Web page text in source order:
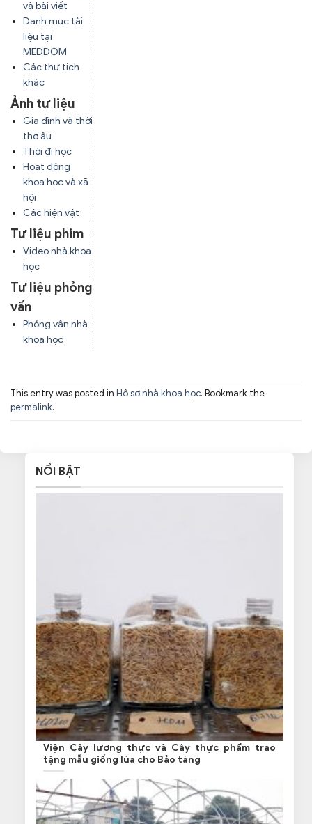
và bài viết
Danh mục tài
liệu tại
MEDDOM
Các thư tịch
khác
Ảnh tư liệu
Gia đình và thời
thơ ấu
Thời đi học
Hoạt động
khoa học và xã
hội
Các hiện vật
Tư liệu phim
Video nhà khoa
học
Tư liệu phỏng
vấn
Phỏng vấn nhà
khoa học
This entry was posted in Hồ sơ nhà khoa học. Bookmark the
permalink.
NỔI BẬT
Viện Cây lương thực và Cây thực phẩm trao
tặng mẫu giống lúa cho Bảo tàng